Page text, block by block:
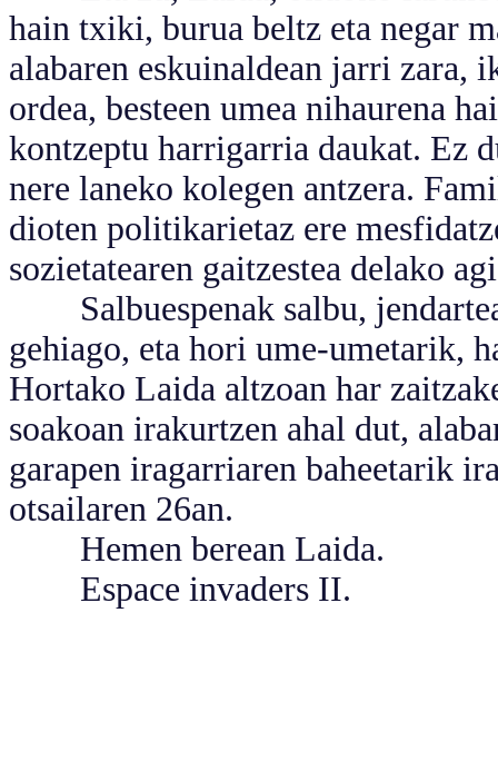
hain txiki, burua beltz eta negar
alabaren eskuinaldean jarri zara,
ordea, besteen umea nihaurena
kontzeptu harrigarria daukat. Ez
nere laneko kolegen antzera.
dioten politikarietaz ere
sozietatearen gaitzestea delako
Salbuespenak salbu,
gehiago, eta hori ume-umetarik,
Hortako Laida altzoan har
soakoan irakurtzen ahal dut,
garapen iragarriaren baheetarik
otsailaren 26an.
Hemen berean Laida.
Espace invaders II.